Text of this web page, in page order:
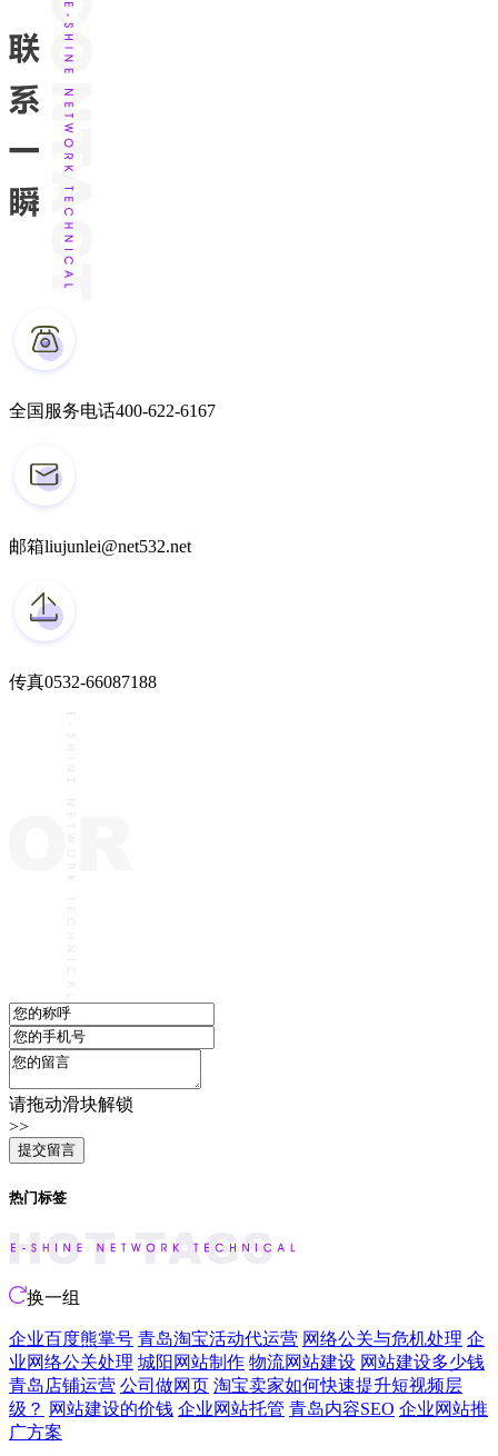
全国服务电话400-622-6167
邮箱liujunlei@net532.net
传真0532-66087188
请拖动滑块解锁
>>
热门标签
换一组
企业百度熊掌号 青岛淘宝活动代运营 网络公关与危机处理 企
业网络公关处理 城阳网站制作 物流网站建设 网站建设多少钱
青岛店铺运营 公司做网页 淘宝卖家如何快速提升短视频层
级？ 网站建设的价钱 企业网站托管 青岛内容SEO 企业网站推
广方案